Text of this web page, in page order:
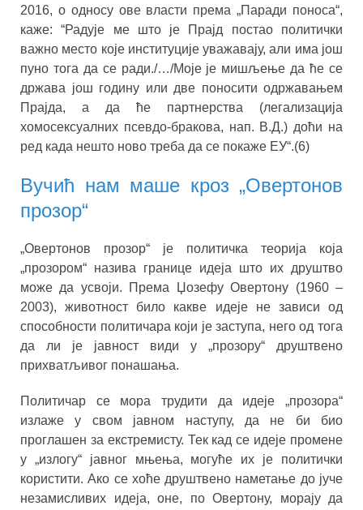
2016, о односу ове власти према „Паради поноса“,
каже: “Радује ме што је Прајд постао политички
важно место које институције уважавају, али има још
пуно тога да се ради./…/Моје је мишљење да ће се
држава још годину или две поносити одржавањем
Прајда, а да ће партнерства (легализација
хомосексуалних псевдо-бракова, нап. В.Д.) доћи на
ред када нешто ново треба да се покаже ЕУ“.(6)
Вучић нам маше кроз „Овертонов
прозор“
„Овертонов прозор“ је политичка теорија која
„прозором“ назива границе идеја што их друштво
може да усвоји. Према Џозефу Овертону (1960 –
2003), животност било какве идеје не зависи од
способности политичара који је заступа, него од тога
да ли је јавност види у „прозору“ друштвено
прихватљивог понашања.
Политичар се мора трудити да идеје „прозора“
излаже у свом јавном наступу, да не би био
проглашен за екстремисту. Тек кад се идеје промене
у „излогу“ јавног мњења, могуће их је политички
користити. Ако се хоће друштвено наметање до јуче
незамисливих идеја, оне, по Овертону, морају да